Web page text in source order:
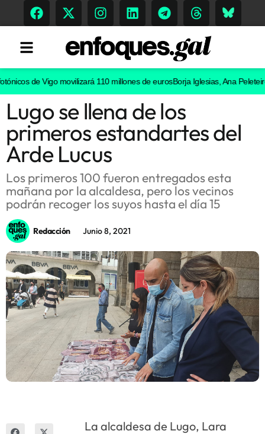
Tendencias
Memoria Histórica
Gastronomía
Escenarios
Sostenibilidad
Innova
de Vigo movilizará 110 millones de eurosBorja Iglesias, Ana Peleteiro
Lugo se llena de los
primeros estandartes del
Arde Lucus
Los primeros 100 fueron entregados esta
mañana por la alcaldesa, pero los vecinos
podrán recoger los suyos hasta el día 15
Redacción Junio 8, 2021
La alcaldesa de Lugo, Lara